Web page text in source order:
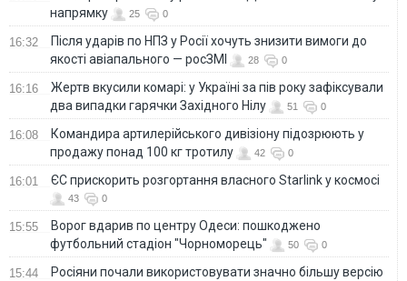
напрямку
25 0
16:32
Після ударів по НПЗ у Росії хочуть знизити вимоги до
якості авіапального — росЗМІ
28 0
16:16
Жертв вкусили комарі: у Україні за пів року зафіксували
два випадки гарячки Західного Нілу
51 0
16:08
Командира артилерійського дивізіону підозрюють у
продажу понад 100 кг тротилу
42 0
16:01 ЄС прискорить розгортання власного Starlink у космосі
43 0
15:55
Ворог вдарив по центру Одеси: пошкоджено
футбольний стадіон "Чорноморець"
50 0
15:44
Росіяни почали використовувати значно більшу версію